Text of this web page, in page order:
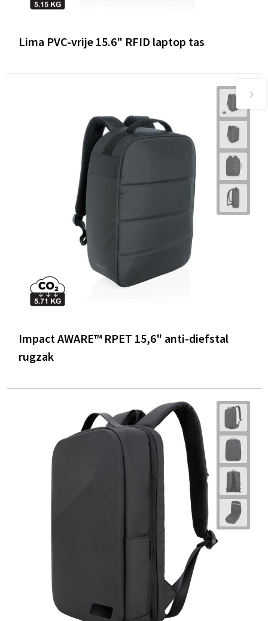
Lima PVC-vrije 15.6" RFID laptop tas
Impact AWARE™ RPET 15,6" anti-diefstal
rugzak